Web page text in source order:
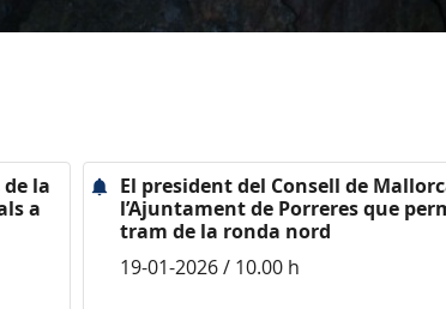
la
a
El president del Consell de
l’Ajuntament de Porreres que
tram de la ronda nord
19-01-2026 / 10.00 h